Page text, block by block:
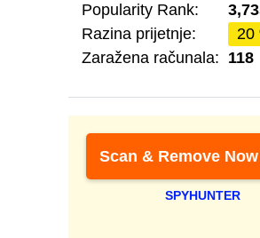
Popularity Rank:
Razina prijetnje:
20
Zaražena računala: 118
Scan & Remove Now
SPYHUNTER